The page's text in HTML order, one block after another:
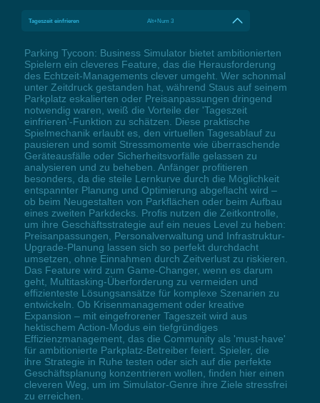
Tageszeit einfrieren Alt+Num 3
Parking Tycoon: Business Simulator bietet ambitionierten
Spielern ein cleveres Feature, das die Herausforderung
des Echtzeit-Managements clever umgeht. Wer schonmal
unter Zeitdruck gestanden hat, während Staus auf seinem
Parkplatz eskalierten oder Preisanpassungen dringend
notwendig waren, weiß die Vorteile der 'Tageszeit
einfrieren'-Funktion zu schätzen. Diese praktische
Spielmechanik erlaubt es, den virtuellen Tagesablauf zu
pausieren und somit Stressmomente wie überraschende
Geräteausfälle oder Sicherheitsvorfälle gelassen zu
analysieren und zu beheben. Anfänger profitieren
besonders, da die steile Lernkurve durch die Möglichkeit
entspannter Planung und Optimierung abgeflacht wird –
ob beim Neugestalten von Parkflächen oder beim Aufbau
eines zweiten Parkdecks. Profis nutzen die Zeitkontrolle,
um ihre Geschäftsstrategie auf ein neues Level zu heben:
Preisanpassungen, Personalverwaltung und Infrastruktur-
Upgrade-Planung lassen sich so perfekt durchdacht
umsetzen, ohne Einnahmen durch Zeitverlust zu riskieren.
Das Feature wird zum Game-Changer, wenn es darum
geht, Multitasking-Überforderung zu vermeiden und
effizienteste Lösungsansätze für komplexe Szenarien zu
entwickeln. Ob Krisenmanagement oder kreative
Expansion – mit eingefrorener Tageszeit wird aus
hektischem Action-Modus ein tiefgründiges
Effizienzmanagement, das die Community als 'must-have'
für ambitionierte Parkplatz-Betreiber feiert. Spieler, die
ihre Strategie in Ruhe testen oder sich auf die perfekte
Geschäftsplanung konzentrieren wollen, finden hier einen
cleveren Weg, um im Simulator-Genre ihre Ziele stressfrei
zu erreichen.